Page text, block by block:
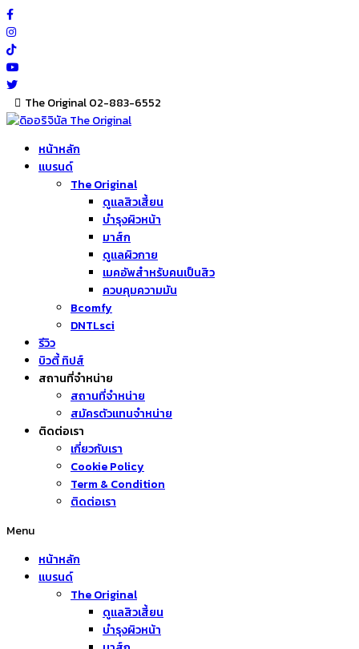
Skip
to
content
The Original 02-883-6552
หน้าหลัก
แบรนด์
The Original
ดูแลสิวเสี้ยน
บำรุงผิวหน้า
มาส์ก
ดูแลผิวกาย
เมคอัพสำหรับคนเป็นสิว
ควบคุมความมัน
Bcomfy
DNTLsci
รีวิว
บิวตี้ ทิปส์
สถานที่จำหน่าย
สถานที่จำหน่าย
สมัครตัวแทนจำหน่าย
ติดต่อเรา
เกี่ยวกับเรา
Cookie Policy
Term & Condition
ติดต่อเรา
Menu
หน้าหลัก
แบรนด์
The Original
ดูแลสิวเสี้ยน
บำรุงผิวหน้า